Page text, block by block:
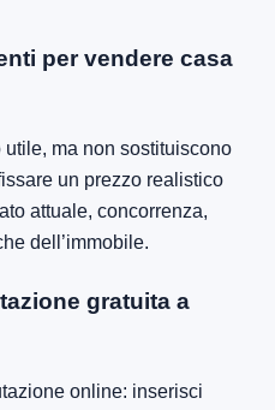
per vendere casa
utile, ma non sostituiscono
un prezzo realistico
attuale, concorrenza,
dell’immobile.
gratuita a
online: inserisci